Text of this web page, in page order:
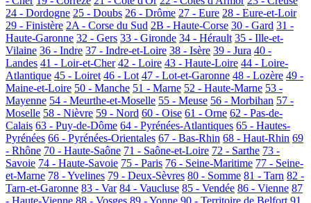
24 - Dordogne 25 - Doubs 26 - Drôme 27 - Eure 28 - Eure-et-Loir
29 - Finistère 2A - Corse du Sud 2B - Haute-Corse 30 - Gard 31 -
Haute-Garonne 32 - Gers 33 - Gironde 34 - Hérault 35 - Ille-et-
Vilaine 36 - Indre 37 - Indre-et-Loire 38 - Isère 39 - Jura 40 -
Landes 41 - Loir-et-Cher 42 - Loire 43 - Haute-Loire 44 - Loire-
Atlantique 45 - Loiret 46 - Lot 47 - Lot-et-Garonne 48 - Lozère 49 -
Maine-et-Loire 50 - Manche 51 - Marne 52 - Haute-Marne 53 -
Mayenne 54 - Meurthe-et-Moselle 55 - Meuse 56 - Morbihan 57 -
Moselle 58 - Nièvre 59 - Nord 60 - Oise 61 - Orne 62 - Pas-de-
Calais 63 - Puy-de-Dôme 64 - Pyrénées-Atlantiques 65 - Hautes-
Pyrénées 66 - Pyrénées-Orientales 67 - Bas-Rhin 68 - Haut-Rhin 69
- Rhône 70 - Haute-Saône 71 - Saône-et-Loire 72 - Sarthe 73 -
Savoie 74 - Haute-Savoie 75 - Paris 76 - Seine-Maritime 77 - Seine-
et-Marne 78 - Yvelines 79 - Deux-Sèvres 80 - Somme 81 - Tarn 82 -
Tarn-et-Garonne 83 - Var 84 - Vaucluse 85 - Vendée 86 - Vienne 87
- Haute-Vienne 88 - Vosges 89 - Yonne 90 - Territoire de Belfort 91